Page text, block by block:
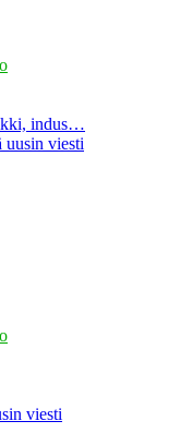
indus…
uusin viesti
viesti